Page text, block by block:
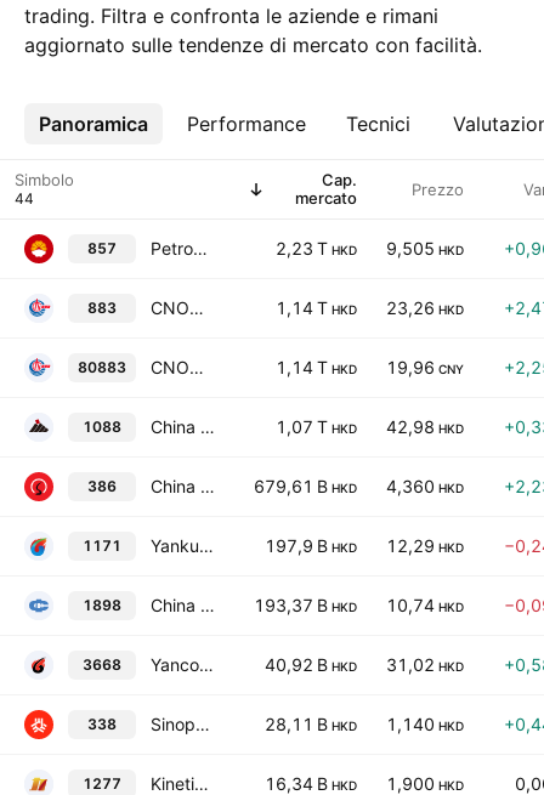
trading. Filtra e confronta le aziende e rimani
aggiornato sulle tendenze di mercato con facilità.
Panoramica Performance Tecnici
Altro
Simbolo
Cap.
mercato
Prezzo
857 PetroChina Co., Ltd. Class H 2,23 T HKD 9,505 HKD
883 CNOOC Limited 1,14 T HKD 23,26 HKD
80883 CNOOC Limited 1,14 T HKD 19,96 CNY
1088 China Shenhua Energy Co. Ltd. Class H 1,07 T HKD 42,98 HKD
386 China Petroleum & Chemical Corporation Class H 679,61 B HKD 4,360 HKD
1171 Yankuang Energy Group Company Limited Class H 197,9 B HKD 12,29 HKD
1898 China Coal Energy Co. Ltd. Class H 193,37 B HKD 10,74 HKD
3668 Yancoal Australia Ltd. 40,92 B HKD 31,02 HKD
338 Sinopec Shanghai Petrochemical Co. Ltd. Class H 28,11 B HKD 1,140 HKD
1277 Kinetic Development Group Limited 16,34 B HKD 1,900 HKD